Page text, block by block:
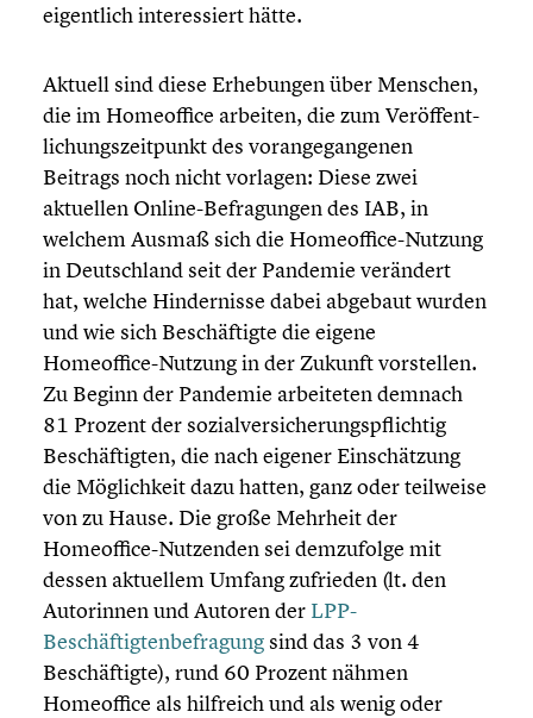
eigent­lich inter­es­siert hätte.
Aktuell sind diese Erhebun­gen über Menschen,
die im Homeof­fice arbeiten, die zum Veröf­fent­
li­chungs­zeit­punkt des voran­ge­gan­ge­nen
Beitrags noch nicht vorlagen: Diese zwei
aktuellen Online-Befragungen des IAB, in
welchem Ausmaß sich die Homeoffice-Nutzung
in Deutsch­land seit der Pandemie verändert
hat, welche Hinder­nisse dabei abgebaut wurden
und wie sich Beschäf­tigte die eigene
Homeoffice-Nutzung in der Zukunft vorstel­len.
Zu Beginn der Pandemie arbei­te­ten demnach
81 Prozent der sozial­ver­si­che­rungs­pflich­tig
Beschäf­tig­ten, die nach eigener Einschät­zung
die Möglich­keit dazu hatten, ganz oder teilweise
von zu Hause. Die große Mehrheit der
Homeoffice-Nutzenden sei demzu­folge mit
dessen aktuellem Umfang zufrieden (lt. den
Autorin­nen und Autoren der LPP-
Beschäftigtenbefragungsind das 3 von 4
Beschäf­tigte), rund 60 Prozent nähmen
Homeof­fice als hilfreich und als wenig oder